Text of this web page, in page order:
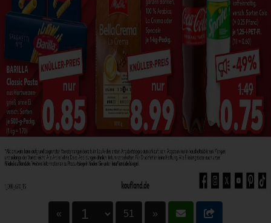
« 51 »